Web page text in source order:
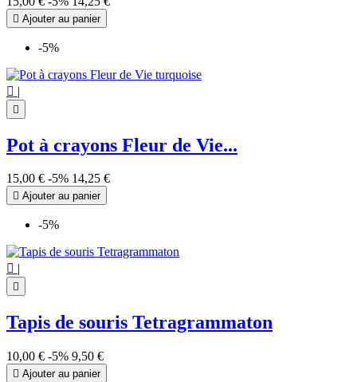
 Ajouter au panier
-5%
 |

Pot à crayons Fleur de Vie...
15,00 € -5% 14,25 €
 Ajouter au panier
-5%


Tapis de souris Tetragrammaton
10,00 € -5% 9,50 €
 Ajouter au panier